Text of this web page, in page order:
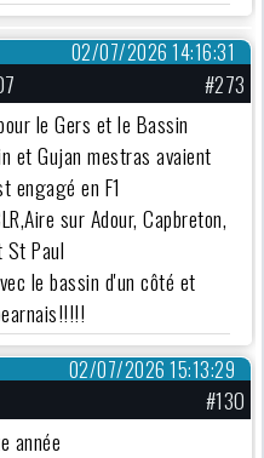
02/07/2026 14:16:31
#273
le Gers et le Bassin
et Gujan mestras avaient
engagé en F1
sur Adour, Capbreton,
St Paul
le bassin d'un côté et
02/07/2026 15:13:29
#130
année